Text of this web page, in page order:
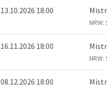
13.10.2026 18:00
16.11.2026 18:00
08.12.2026 18:00